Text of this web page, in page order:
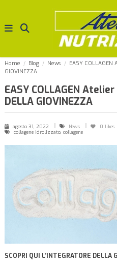
Home Blog News
EASY
GIOVINEZZA
EASY COLLAGEN
DELLA GIOVINEZZA
agosto 31, 2022 News 0 likes
collagene idrolizzato, collagene
SCOPRI QUI L’INTEGRATORE DELLA